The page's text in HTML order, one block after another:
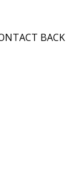
BACK